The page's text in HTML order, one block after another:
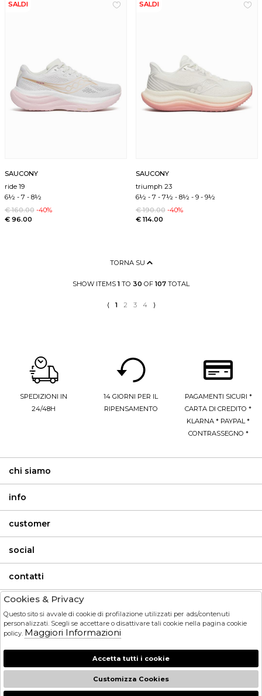
SALDI
SAUCONY
ride 19
6½ -7 -8½
€ 160.00 -40%
€ 96.00
SALDI
SAUCONY
triumph 23
6½ -7 -7½ -8½ -9 -9½
€ 190.00 -40%
€ 114.00
TORNA SU
SHOW ITEMS 1 TO 30 OF 107 TOTAL
⟨ 1 2 3 4 ⟩
SPEDIZIONI IN
24/48H
14 GIORNI PER IL
RIPENSAMENTO
PAGAMENTI SICURI *
CARTA DI CREDITO *
KLARNA * PAYPAL *
CONTRASSEGNO *
chi siamo
info
customer
social
contatti
HO LETTO ED ACCETTATO LE CONDIZIONI SULLA PRIVACY.
invia
Cookies & Privacy
Questo sito si avvale di cookie di profilazione utilizzati per ads/contenuti
personalizzati. Scegli se accettare o disattivare tali cookie nella pagina cookie
policy. Maggiori Informazioni
Accetta tutti i cookie
Customizza Cookies